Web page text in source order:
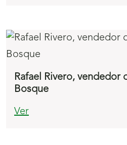
Rafael Rivero, vendedor
Bosque
Ver